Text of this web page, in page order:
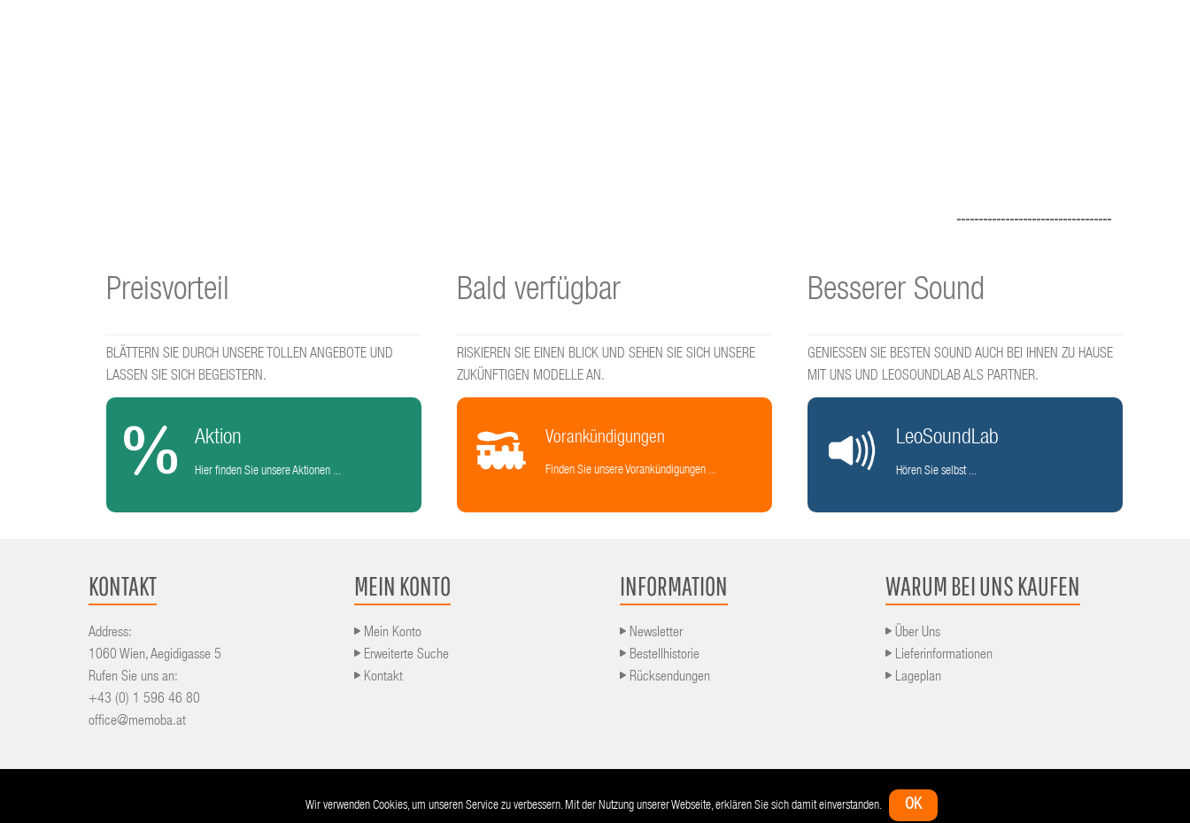
-----------------------------------
Preisvorteil Bald verfügbar Besserer Sound
BLÄTTERN SIE DURCH UNSERE TOLLEN ANGEBOTE UND
LASSEN SIE SICH BEGEISTERN.
RISKIEREN SIE EINEN BLICK UND SEHEN SIE SICH UNSERE
ZUKÜNFTIGEN MODELLE AN.
GENIESSEN SIE BESTEN SOUND AUCH BEI IHNEN ZU HAUSE
MIT UNS UND LEOSOUNDLAB ALS PARTNER.
Aktion
Hier finden Sie unsere Aktionen ...
Vorankündigungen
Finden Sie unsere Vorankündigungen ...
LeoSoundLab
Hören Sie selbst ...
KONTAKT
Address:
1060 Wien, Aegidigasse 5
Rufen Sie uns an:
+43 (0) 1 596 46 80
office@memoba.at
MEIN KONTO
Mein Konto
Erweiterte Suche
Kontakt
INFORMATION
Newsletter
Bestellhistorie
Rücksendungen
WARUM BEI UNS KAUFEN
Über Uns
Lieferinformationen
Lageplan
Bestellvorgang
Cyber-AtelierWir verwenden Cookies, um unseren Service zu verbessern. Mit der Nutzung unserer Webseite, erklären Sie sich damit einverstanden. OK